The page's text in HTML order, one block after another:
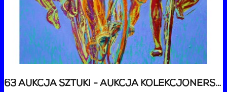
63 AUKCJA SZTUKI - AUKCJA KOLEKCJONERSKA